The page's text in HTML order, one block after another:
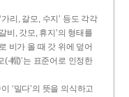
리, 갈모, 수지’ 등도 각각
비, 갓모, 휴지’의 형태를
비가 올 때 갓 위에 덮어
(-帽)’는 표준어로 인정한
‘밀다’의 뜻을 의식하고